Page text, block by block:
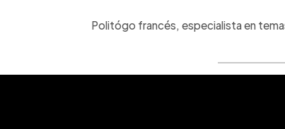
Politógo francés, especialista en